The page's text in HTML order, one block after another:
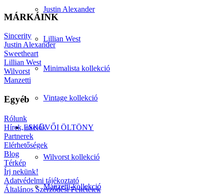
Justin Alexander
Lillian West
Minimalista kollekció
Vintage kollekció
ESKÜVŐI ÖLTÖNY
Wilvorst kollekció
Manzetti-kollekció
MÁRKÁINK
Sincerity
Justin Alexander
Sweetheart
Lillian West
Wilvorst
Manzetti
Egyéb
Rólunk
Hírek, akciók
Partnerek
Elérhetőségek
Blog
Térkép
Írj nekünk!
Adatvédelmi tájékoztató
Általános Szerződési Feltételek